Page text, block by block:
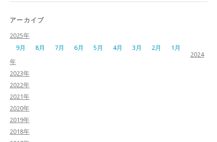
アーカイブ
2025年
9月
8月 7月 6月 5月 4月 3月 2月
1月
2024
年
2023年
2022年
2021年
2020年
2019年
2018年